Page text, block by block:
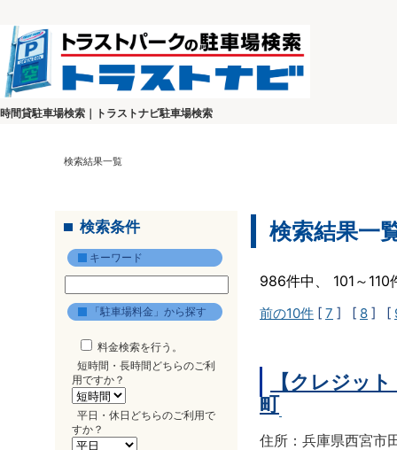
時間貸駐車場検索｜トラストナビ駐車場検索
検索結果一覧
検索条件
キーワード
「駐車場料金」から探す
料金検索を行う。
短時間・長時間どちらのご利
用ですか？
平日・休日どちらのご利用で
すか？
検索結果一
986件中、 101～
前の10件 [ 7 ] [ 8 ] [
【クレジッ
町
住所：兵庫県西宮市